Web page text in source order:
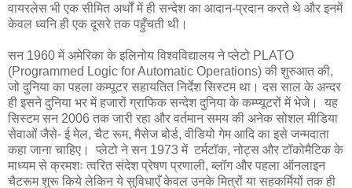
वायरलेस भी एक सीमित अर्थों में ही सन्देश का आदान-प्रदान करते थे और इनमें
केवल ध्वनि ही एक दूसरे तक पहुँचती थी।
सन 1960 में अमेरिका के इलिनोय विश्वविद्यालय ने प्लेटो PLATO
(Programmed Logic for Automatic Operations) की शुरुआत की,
जो दुनिया का पहला कम्पूटर सहायतित निर्देश सिस्टम था। दस साल के अन्दर
ही इसने दुनिया भर में हजारों ग्राफिक सन्देश दुनिया के कम्प्यूटरों में भेजे। यह
सिस्टम सन 2006 तक जारी रहा और वर्तमान समय की अनेक सोशल मीडिया
सेवाओं जैसे- ई मेल, चैट रूम, मैसेज बोर्ड, वीडियो गेम आदि का इसे जन्मदाता
कहा जाना चाहिए। प्लेटो ने सन 1973 में टर्मटॉक, नोट्स और टॉकोमैटिक के
माध्यम से क्रमशः त्वरित संदेश प्रेषण प्रणाली, ब्लॉग और पहला ऑनलाइन
चैटरूम शुरू किये लेकिन ये सुविधाएँ केवल उनके मित्रों या सहकर्मियों तक ही